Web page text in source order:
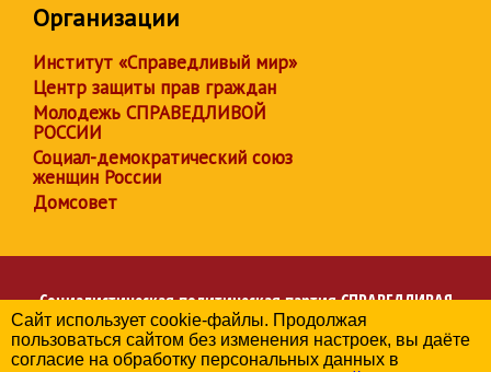
Организации
Институт «Справедливый мир»
Центр защиты прав граждан
Молодежь СПРАВЕДЛИВОЙ
РОССИИ
Социал-демократический союз
женщин России
Домсовет
Социалистическая политическая партияСПРАВЕДЛИВАЯ
РОССИЯ
Региональное отделение партии в Республике Коми
Сайт использует cookie-файлы. Продолжая
пользоваться сайтом без изменения настроек, вы даёте
согласие на обработку персональных данных в